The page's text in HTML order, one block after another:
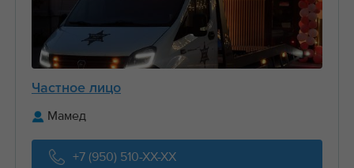
Частное лицо
Мамед
+7 (950) 510-XX-XX